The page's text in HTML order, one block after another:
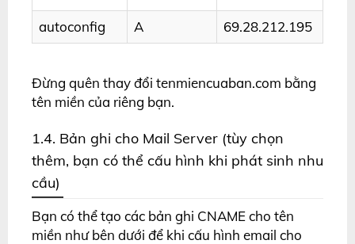
autoconfig
A 69.28.212.195
Đừng quên thay đổi tenmiencuaban.com bằng
tên miền của riêng bạn.
1.4. Bản ghi cho Mail Server (tùy chọn
thêm, bạn có thể cấu hình khi phát sinh nhu
cầu)
Bạn có thể tạo các bản ghi CNAME cho tên
miền như bên dưới để khi cấu hình email cho